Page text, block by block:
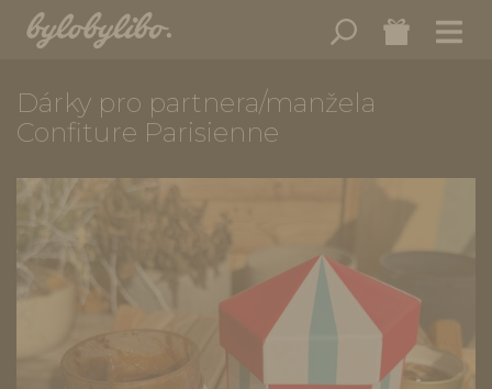
Dárky pro partnera/manžela
Confiture Parisienne